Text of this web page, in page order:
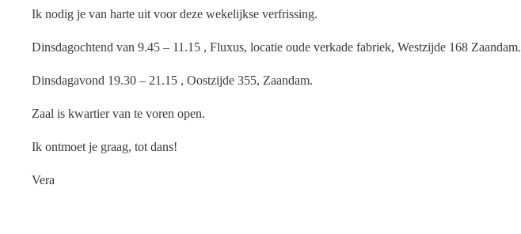
Ik nodig je van harte uit voor deze wekelijkse verfrissing.
Dinsdagochtend van 9.45 – 11.15 , Fluxus, locatie oude verkade fabriek, Westzijde 168 Zaandam.
Dinsdagavond 19.30 – 21.15 , Oostzijde 355, Zaandam.
Zaal is kwartier van te voren open.
Ik ontmoet je graag, tot dans!
Vera